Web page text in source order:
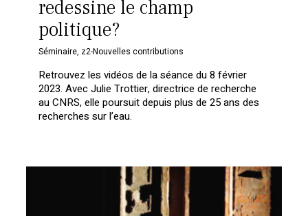
redessine le champ
politique?
Séminaire, z2-Nouvelles contributions
Retrouvez les vidéos de la séance du 8 février
2023. Avec Julie Trottier, directrice de recherche
au CNRS, elle poursuit depuis plus de 25 ans des
recherches sur l’eau.